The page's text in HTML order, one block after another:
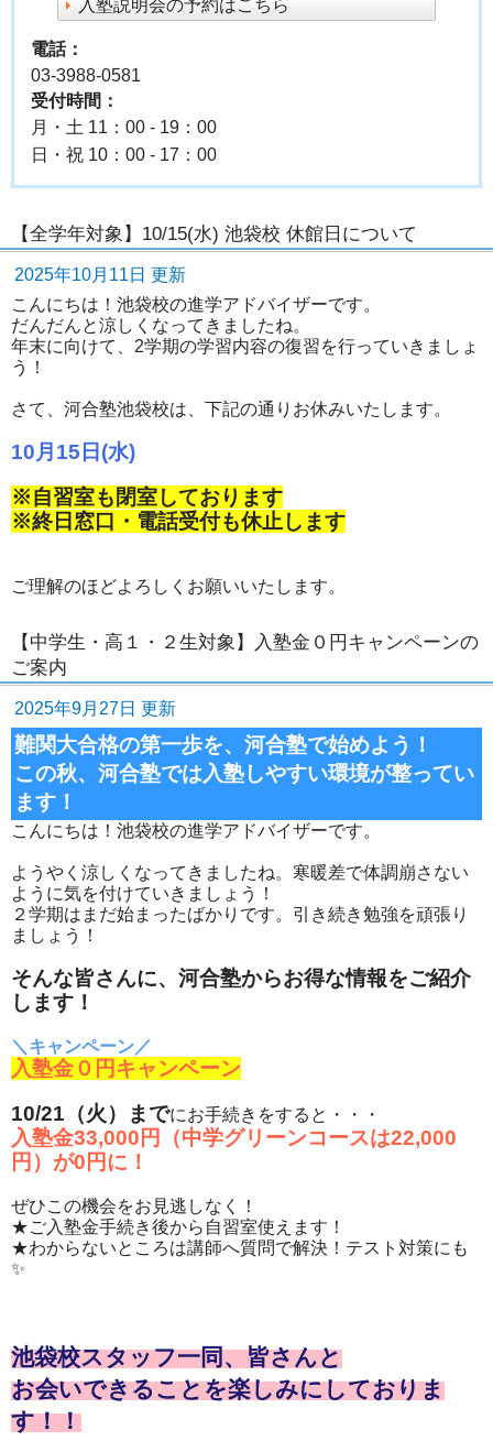
入塾説明会の予約はこちら
電話：
03-3988-0581
受付時間：
月・土 11：00 - 19：00
日・祝 10：00 - 17：00
【全学年対象】10/15(水) 池袋校 休館日について
2025年10月11日 更新
こんにちは！池袋校の進学アドバイザーです。
だんだんと涼しくなってきましたね。
年末に向けて、2学期の学習内容の復習を行っていきましょ
う！
さて、河合塾池袋校は、下記の通りお休みいたします。
10月15日(水)
※自習室も閉室しております
※終日窓口・電話受付も休止します
ご理解のほどよろしくお願いいたします。
【中学生・高１・２生対象】入塾金０円キャンペーンの
ご案内
2025年9月27日 更新
難関大合格の第一歩を、河合塾で始めよう！
この秋、河合塾では入塾しやすい環境が整ってい
ます！
こんにちは！池袋校の進学アドバイザーです。
ようやく涼しくなってきましたね。寒暖差で体調崩さない
ように気を付けていきましょう！
２学期はまだ始まったばかりです。引き続き勉強を頑張り
ましょう！
そんな皆さんに、河合塾からお得な情報をご紹介
します！
＼キャンペーン／
入塾金０円キャンペーン
10/21（火）までにお手続きをすると・・・
入塾金33,000円（中学グリーンコースは22,000
円）が0円に！
ぜひこの機会をお見逃しなく！
★ご入塾金手続き後から自習室使えます！
★わからないところは講師へ質問で解決！テスト対策にも
✨
池袋校スタッフ一同、皆さんと
お会いできることを楽しみにしておりま
す！！